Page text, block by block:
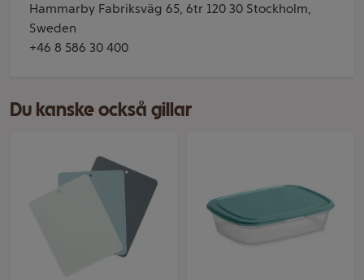
Hammarby Fabriksväg 65, 6tr 120 30 Stockholm,
Sweden
+46 8 586 30 400
Du kanske också gillar